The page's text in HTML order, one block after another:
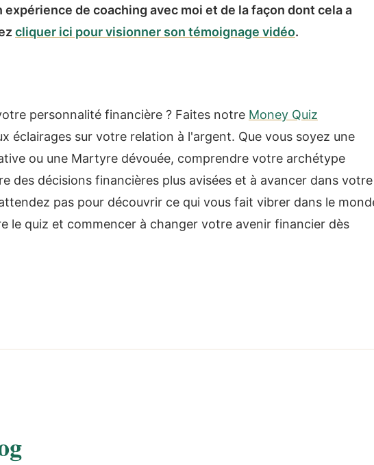
de coaching avec moi et de la façon dont cela a
cliquer ici pour visionner son témoignage vidéo.
personnalité financière ? Faites notre Money Quiz
éclairages sur votre relation à l'argent. Que vous soyez une
ou une Martyre dévouée, comprendre votre archétype
des décisions financières plus avisées et à avancer dans votre
pas pour découvrir ce qui vous fait vibrer dans le
le quiz et commencer à changer votre avenir financier dès